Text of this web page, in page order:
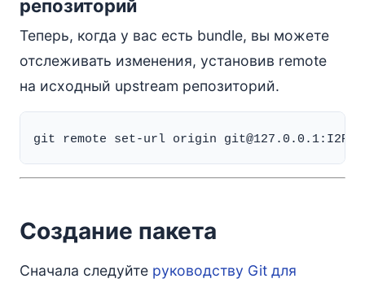
репозиторий
Теперь, когда у вас есть bundle, вы можете
отслеживать изменения, установив remote
на исходный upstream репозиторий.
Создание пакета
Сначала следуйте руководству Git для